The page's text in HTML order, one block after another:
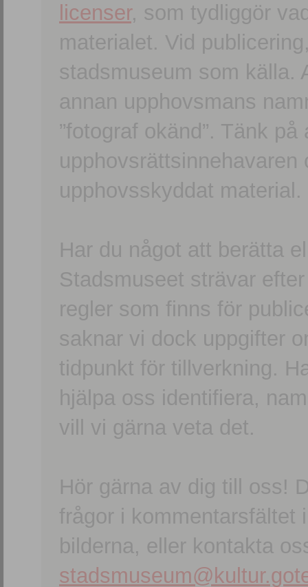
licenser, som tydliggör
materialet. Vid
stadsmuseum som källa.
annan upphovsmans
”fotograf okänd”. Tänk
upphovsskyddat material.
Har du något att berätta
Stadsmuseet strävar
regler som finns för
saknar vi dock uppgifter
tidpunkt för tillverkning.
hjälpa oss identifiera,
vill vi gärna veta det.
Hör gärna av dig till oss!
frågor i kommentarsfältet
bilderna, eller kontakta